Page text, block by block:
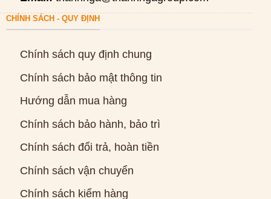
CHÍNH SÁCH - QUY ĐỊNH
Chính sách quy định chung
Chính sách bảo mật thông tin
Hướng dẫn mua hàng
Chính sách bảo hành, bảo trì
Chính sách đổi trả, hoàn tiền
Chính sách vận chuyển
Chính sách kiểm hàng